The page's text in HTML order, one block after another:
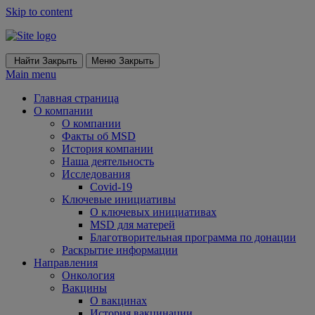
Skip to content
Найти Закрыть Меню Закрыть
Main menu
Главная страница
О компании
О компании
Факты об MSD
История компании
Наша деятельность
Исследования
Covid-19
Ключевые инициативы
О ключевых инициативах
MSD для матерей
Благотворительная программа по донации
Раскрытие информации
Направления
Онкология
Вакцины
О вакцинах